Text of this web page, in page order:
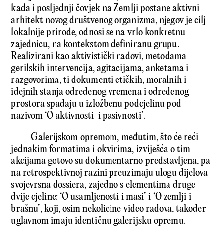
kada i posljednji čovjek na Zemlji postane aktivni
arhitekt novog društvenog organizma, njegov je cilj
lokalnije prirode, odnosi se na vrlo konkretnu
zajednicu, na kontekstom definiranu grupu.
Realizirani kao aktivistički radovi, metodama
gerilskih intervencija, agitacijama, anketama i
razgovorima, ti dokumenti etičkih, moralnih i
idejnih stanja određenog vremena i određenog
prostora spadaju u izložbenu podcjelinu pod
nazivom ‘O aktivnosti i pasivnosti’.
Galerijskom opremom, međutim, što će reći
jednakim formatima i okvirima, izviješća o tim
akcijama gotovo su dokumentarno predstavljena, pa
na retrospektivnoj razini preuzimaju ulogu dijelova
svojevrsna dossiera, zajedno s elementima druge
dvije cjeline: ‘O usamljenosti i masi’ i ‘O zemlji i
brašnu’, koji, osim nekolicine video radova, također
uglavnom imaju identičnu galerijsku opremu.